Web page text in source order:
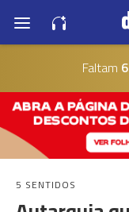
Faltam
5 SENTIDOS